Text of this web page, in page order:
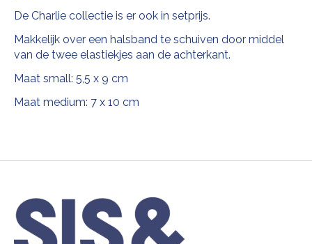
De Charlie collectie is er ook in setprijs.
Makkelijk over een halsband te schuiven door middel
van de twee elastiekjes aan de achterkant.
Maat small: 5,5 x 9 cm
Maat medium: 7 x 10 cm